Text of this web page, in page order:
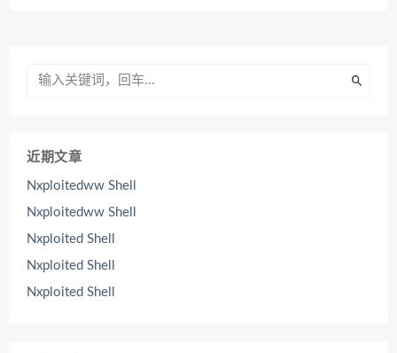
近期文章
Nxploitedww Shell
Nxploitedww Shell
Nxploited Shell
Nxploited Shell
Nxploited Shell